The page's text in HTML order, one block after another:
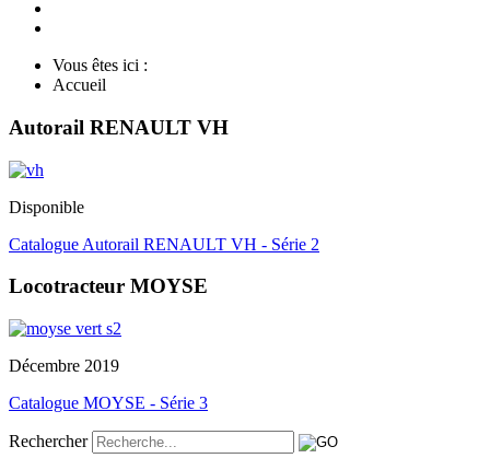
Vous êtes ici :
Accueil
Autorail RENAULT VH
Disponible
Catalogue Autorail RENAULT VH - Série 2
Locotracteur MOYSE
Décembre 2019
Catalogue MOYSE - Série 3
Rechercher